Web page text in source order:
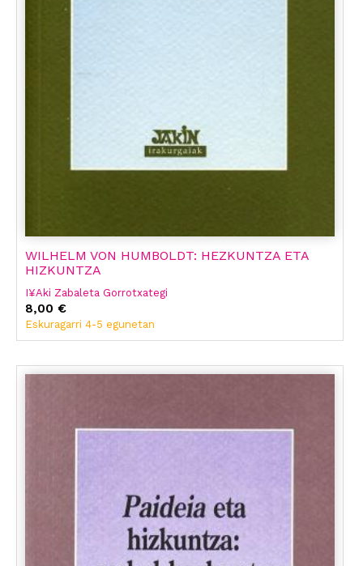
WILHELM VON HUMBOLDT: HEZKUNTZA ETA
HIZKUNTZA
I¥Aki Zabaleta Gorrotxategi
8,00 €
Eskuragarri 4-5 egunetan